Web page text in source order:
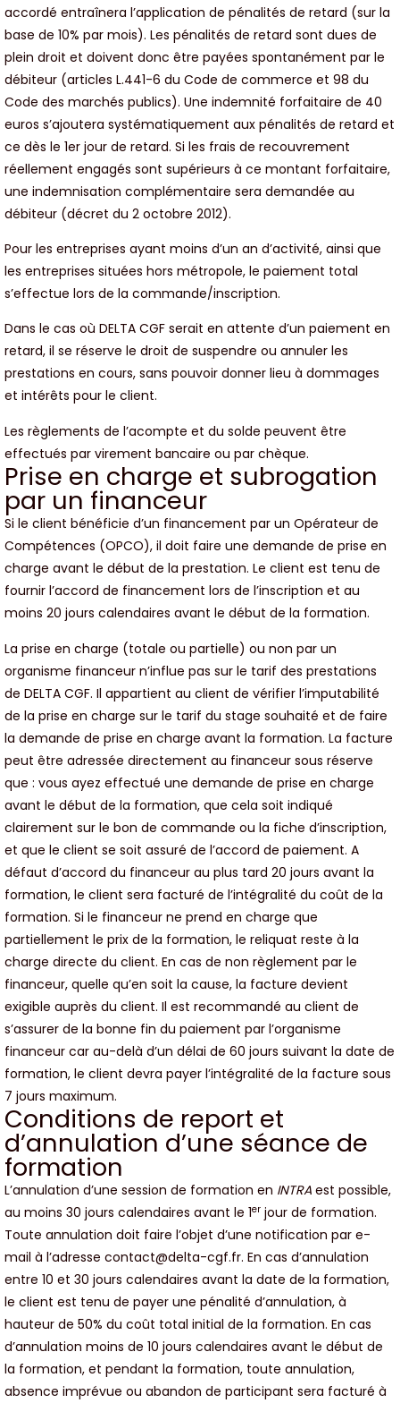
accordé entraînera l’application de pénalités de retard (sur la
base de 10% par mois). Les pénalités de retard sont dues de
plein droit et doivent donc être payées spontanément par le
débiteur (articles L.441-6 du Code de commerce et 98 du
Code des marchés publics). Une indemnité forfaitaire de 40
euros s’ajoutera systématiquement aux pénalités de retard et
ce dès le 1er jour de retard. Si les frais de recouvrement
réellement engagés sont supérieurs à ce montant forfaitaire,
une indemnisation complémentaire sera demandée au
débiteur (décret du 2 octobre 2012).
Pour les entreprises ayant moins d’un an d’activité, ainsi que
les entreprises situées hors métropole, le paiement total
s’effectue lors de la commande/inscription.
Dans le cas où DELTA CGF serait en attente d’un paiement en
retard, il se réserve le droit de suspendre ou annuler les
prestations en cours, sans pouvoir donner lieu à dommages
et intérêts pour le client.
Les règlements de l’acompte et du solde peuvent être
effectués par virement bancaire ou par chèque.
Prise en charge et subrogation
par un financeur
Si le client bénéficie d’un financement par un Opérateur de
Compétences (OPCO), il doit faire une demande de prise en
charge avant le début de la prestation. Le client est tenu de
fournir l’accord de financement lors de l’inscription et au
moins 20 jours calendaires avant le début de la formation.
La prise en charge (totale ou partielle) ou non par un
organisme financeur n’influe pas sur le tarif des prestations
de DELTA CGF. Il appartient au client de vérifier l’imputabilité
de la prise en charge sur le tarif du stage souhaité et de faire
la demande de prise en charge avant la formation. La facture
peut être adressée directement au financeur sous réserve
que : vous ayez effectué une demande de prise en charge
avant le début de la formation, que cela soit indiqué
clairement sur le bon de commande ou la fiche d’inscription,
et que le client se soit assuré de l’accord de paiement. A
défaut d’accord du financeur au plus tard 20 jours avant la
formation, le client sera facturé de l’intégralité du coût de la
formation. Si le financeur ne prend en charge que
partiellement le prix de la formation, le reliquat reste à la
charge directe du client. En cas de non règlement par le
financeur, quelle qu’en soit la cause, la facture devient
exigible auprès du client. Il est recommandé au client de
s’assurer de la bonne fin du paiement par l’organisme
financeur car au-delà d’un délai de 60 jours suivant la date de
formation, le client devra payer l’intégralité de la facture sous
7 jours maximum.
Conditions de report et
d’annulation d’une séance de
formation
L’annulation d’une session de formation en INTRA est possible,
au moins 30 jours calendaires avant le 1er jour de formation.
Toute annulation doit faire l’objet d’une notification par e-
mail à l’adresse contact@delta-cgf.fr. En cas d’annulation
entre 10 et 30 jours calendaires avant la date de la formation,
le client est tenu de payer une pénalité d’annulation, à
hauteur de 50% du coût total initial de la formation. En cas
d’annulation moins de 10 jours calendaires avant le début de
la formation, et pendant la formation, toute annulation,
absence imprévue ou abandon de participant sera facturé à